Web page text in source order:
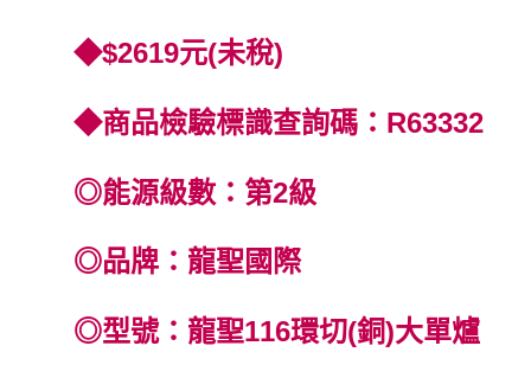
◆$2619元(未稅)
◆商品檢驗標識查詢碼：R63332
◎能源級數：第2級
◎品牌：龍聖國際
◎型號：龍聖116環切(銅)大單爐